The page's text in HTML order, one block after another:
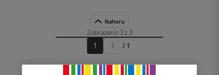
Nahoru
Zobrazeno 3 z 3
1
Přejít
/ 1